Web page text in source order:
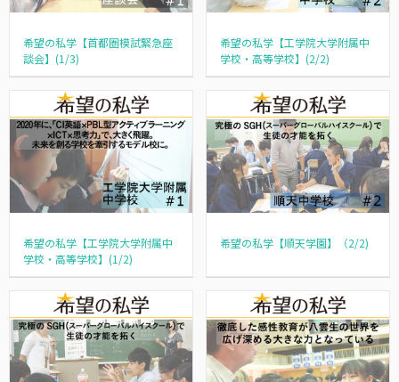
希望の私学【首都圏模試緊急座
談会】(1/3)
希望の私学【工学院大学附属中
学校・高等学校】(2/2)
希望の私学【工学院大学附属中
学校・高等学校】(1/2)
希望の私学【順天学園】（2/2)